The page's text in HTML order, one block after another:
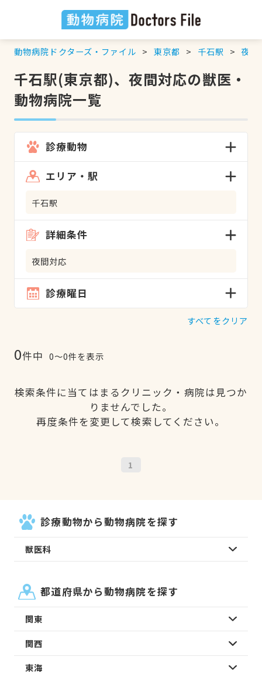
動物病院ドクターズ・ファイル 東京都 千石駅 夜間
千石駅(東京都)、夜間対応の獣医・
動物病院一覧
診療動物
エリア・駅
千石駅
詳細条件
夜間対応
診療曜日
すべてをクリア
0件中 0〜0件を表示
検索条件に当てはまるクリニック・病院は見つか
りませんでした。
再度条件を変更して検索してください。
1
診療動物から動物病院を探す
獣医科
都道府県から動物病院を探す
関東
関西
東海